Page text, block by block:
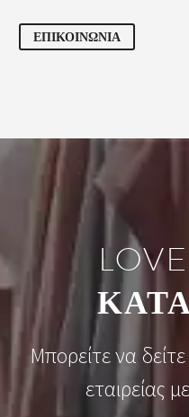
ΕΠΙΚΟΙΝΩΝΙΑ
Μπορείτε να
εταιρείας